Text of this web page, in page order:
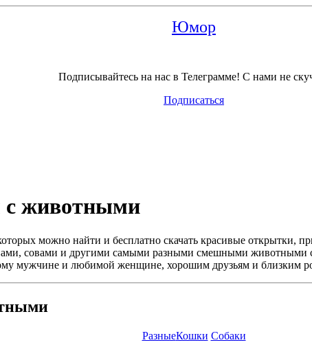
Юмор
Подписывайтесь на нас в Телеграмме! С нами не
Подписаться
с животными
можно найти и бесплатно скачать красивые
совами и другими самыми разными смешными
мужчине и любимой женщине, хорошим друзьям и близким
РазныеКошки Собаки